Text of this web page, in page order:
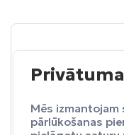
BALTA
Mēs izmantojam
pārlūkošanas